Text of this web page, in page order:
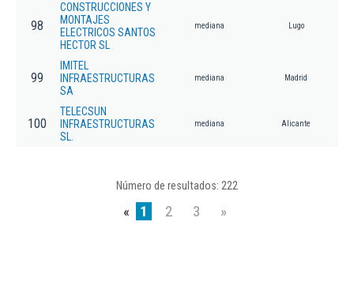
98
CONSTRUCCIONES Y
MONTAJES
ELECTRICOS SANTOS
HECTOR SL
mediana Lugo
99
IMITEL
INFRAESTRUCTURAS
SA
mediana Madrid
100
TELECSUN
INFRAESTRUCTURAS
SL.
mediana Alicante
Número de resultados: 222
« 1 2 3 »